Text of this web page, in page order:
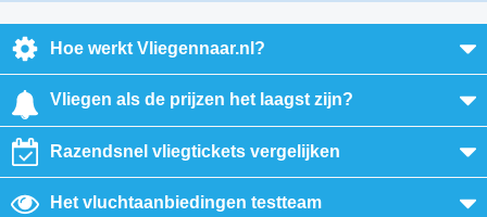
Hoe werkt Vliegennaar.nl?
Vliegen als de prijzen het laagst zijn?
Razendsnel vliegtickets vergelijken
Het vluchtaanbiedingen testteam